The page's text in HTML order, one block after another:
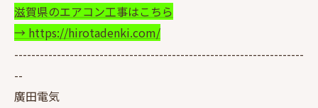
滋賀県のエアコン工事はこちら
→ https://hirotadenki.com/
--------------------------------------------------------------------
--
廣田電気